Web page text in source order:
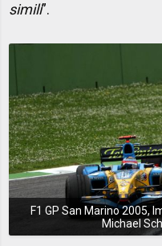
simili”.
F1 GP San Marino 2005,
Michael